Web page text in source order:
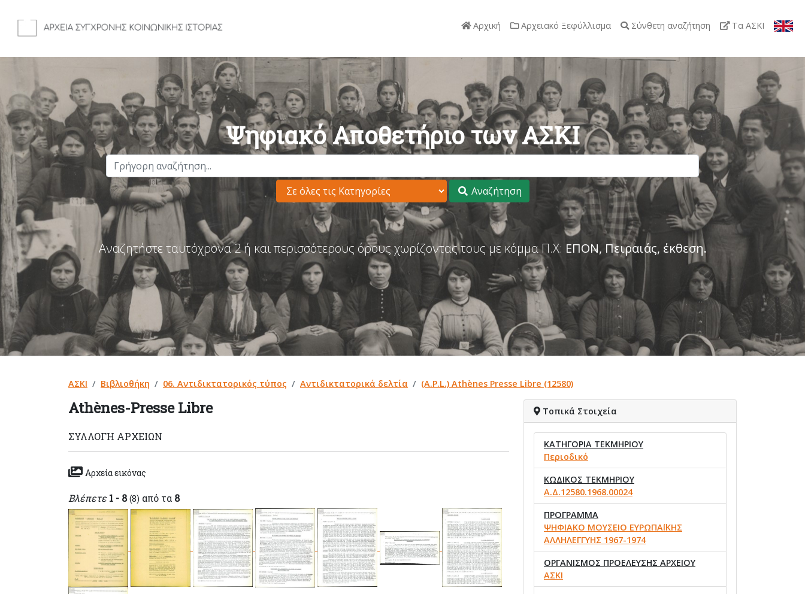
Αρχική Αρχειακό Ξεφύλλισμα Σύνθετη αναζήτηση Τα ΑΣΚΙ
Ψηφιακό Αποθετήριο των ΑΣΚΙ
Αναζήτηση
Αναζητήστε ταυτόχρονα 2 ή και περισσότερους όρους χωρίζοντας τους με κόμμα Π.Χ: ΕΠΟΝ, Πειραιάς, έκθεση.
ΑΣΚΙ Βιβλιοθήκη 06. Αντιδικτατορικός τύπος Αντιδικτατορικά δελτία (A.P.L.) Athènes Presse Libre (12580)
Athènes-Presse Libre
ΣΥΛΛΟΓΉ ΑΡΧΕΊΩΝ
Αρχεία εικόνας
Βλέπετε 1 - 8 (8) από τα 8
Τοπικά Στοιχεία
ΚΑΤΗΓΟΡΙΑ ΤΕΚΜΗΡΙΟΥ
Περιοδικό
ΚΩΔΙΚΟΣ ΤΕΚΜΗΡΙΟΥ
Α.Δ.12580.1968.00024
ΠΡΟΓΡΑΜΜΑ
ΨΗΦΙΑΚΟ ΜΟΥΣΕΙΟ ΕΥΡΩΠΑΪΚΗΣ
ΑΛΛΗΛΕΓΓΥΗΣ 1967-1974
ΟΡΓΑΝΙΣΜΟΣ ΠΡΟΕΛΕΥΣΗΣ ΑΡΧΕΙΟΥ
ΑΣΚΙ